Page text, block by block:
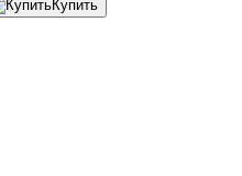
Купить